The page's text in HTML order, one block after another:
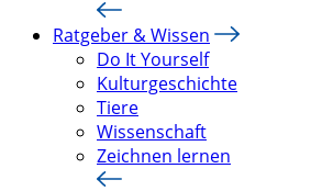
Ratgeber & Wissen
Do It Yourself
Kulturgeschichte
Tiere
Wissenschaft
Zeichnen lernen